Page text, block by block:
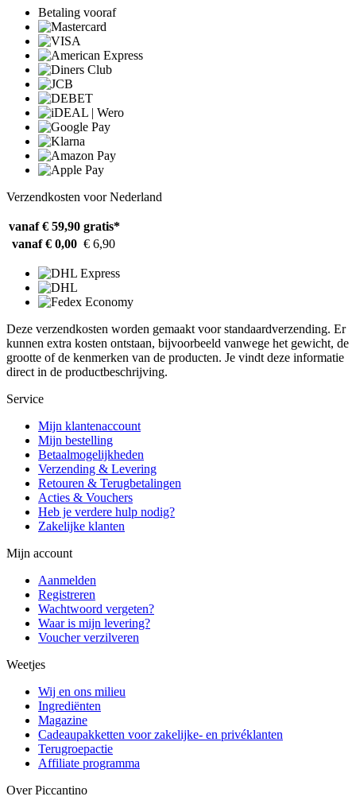
Betaling vooraf
Verzendkosten voor Nederland
vanaf € 59,90 gratis*
vanaf € 0,00 € 6,90
Deze verzendkosten worden gemaakt voor standaardverzending. Er
kunnen extra kosten ontstaan, bijvoorbeeld vanwege het gewicht, de
grootte of de kenmerken van de producten. Je vindt deze informatie
direct in de productbeschrijving.
Service
Mijn klantenaccount
Mijn bestelling
Betaalmogelijkheden
Verzending & Levering
Retouren & Terugbetalingen
Acties & Vouchers
Heb je verdere hulp nodig?
Zakelijke klanten
Mijn account
Aanmelden
Registreren
Wachtwoord vergeten?
Waar is mijn levering?
Voucher verzilveren
Weetjes
Wij en ons milieu
Ingrediënten
Magazine
Cadeaupakketten voor zakelijke- en privéklanten
Terugroepactie
Affiliate programma
Over Piccantino